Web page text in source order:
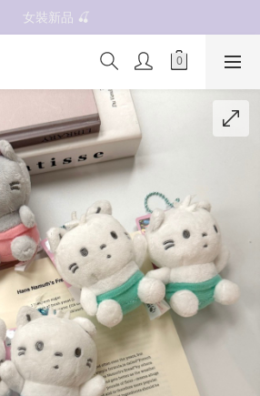
50+防曬外套 $299🧊🧊
女裝新品 🍒
多款任選✨  點我看全部
50+防曬外套 $299🧊🧊